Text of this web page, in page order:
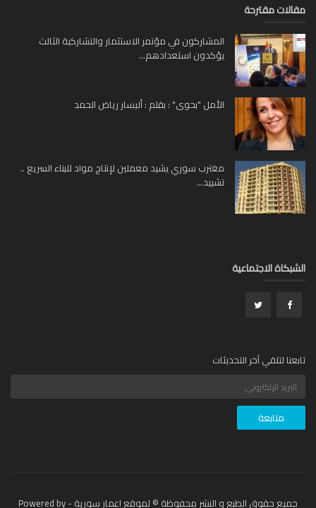
مقترحة
المشاركون في مؤتمر الاستثمار والتشاركية الثالث
يؤكدون استعدادهم...
الأمل "بحوى" : بقلم : أليسار رياض الحمد
مغترب سوري يشيد معملين لإنتاج مواد للبناء السريع ..
تشييد...
الاجتماعية
لتلقي آخر التحديثات
جميع حقوق الطبع و النشر محفوظة © لموقع اعمار سورية - Powered by